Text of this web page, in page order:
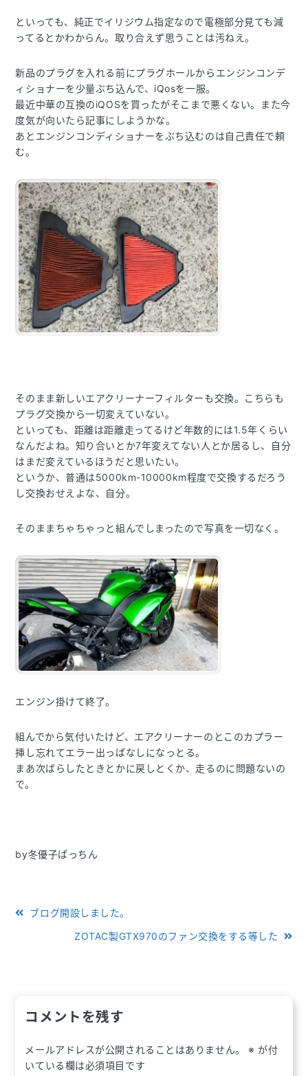
といっても、純正でイリジウム指定なので電極部分見ても減
ってるとかわからん。取り合えず思うことは汚ねえ。
新品のプラグを入れる前にプラグホールからエンジンコンデ
ィショナーを少量ぶち込んで、iQosを一服。
最近中華の互換のiQOSを買ったがそこまで悪くない。また今
度気が向いたら記事にしようかな。
あとエンジンコンディショナーをぶち込むのは自己責任で頼
む。
そのまま新しいエアクリーナーフィルターも交換。こちらも
プラグ交換から一切変えていない。
といっても、距離は距離走ってるけど年数的には1.5年くらい
なんだよね。知り合いとか7年変えてない人とか居るし、自分
はまだ変えているほうだと思いたい。
というか、普通は5000km-10000km程度で交換するだろう
し交換おせえよな、自分。
そのままちゃちゃっと組んでしまったので写真を一切なく。
エンジン掛けて終了。
組んでから気付いたけど、エアクリーナーのとこのカプラー
挿し忘れてエラー出っぱなしになっとる。
まあ次ばらしたときとかに戻しとくか、走るのに問題ないの
で。
by冬優子ぱっちん
投
ゲ
シ
ブログ開設しました。
ZOTAC製GTX970のファン交換をする等した
コメントを残す
メールアドレスが公開されることはありません。 ※ が付
いている欄は必須項目です